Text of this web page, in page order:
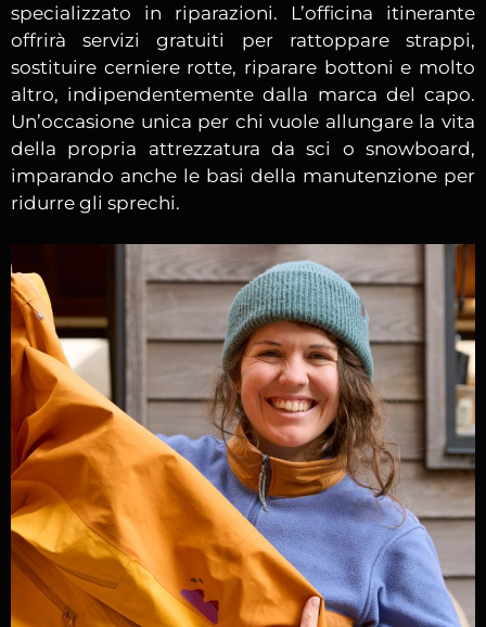
specializzato in riparazioni. L’officina itinerante
offrirà servizi gratuiti per rattoppare strappi,
sostituire cerniere rotte, riparare bottoni e molto
altro, indipendentemente dalla marca del capo.
Un’occasione unica per chi vuole allungare la vita
della propria attrezzatura da sci o snowboard,
imparando anche le basi della manutenzione per
ridurre gli sprechi.